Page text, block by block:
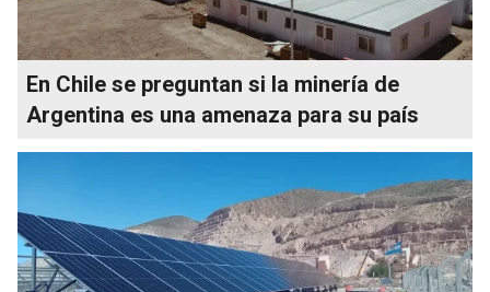
En Chile se preguntan si la minería de
Argentina es una amenaza para su país